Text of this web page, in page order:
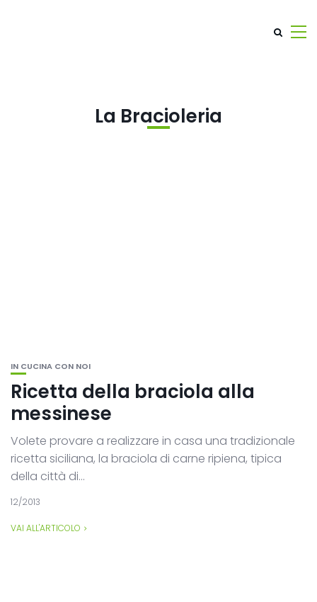
La Bracioleria
IN CUCINA CON NOI
Ricetta della braciola alla
messinese
Volete provare a realizzare in casa una tradizionale
ricetta siciliana, la braciola di carne ripiena, tipica
della città di...
12/2013
VAI ALL'ARTICOLO